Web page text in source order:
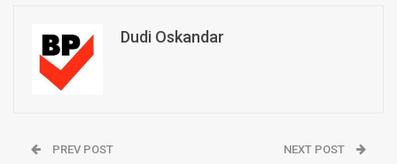
Dudi Oskandar
PREV POST NEXT POST